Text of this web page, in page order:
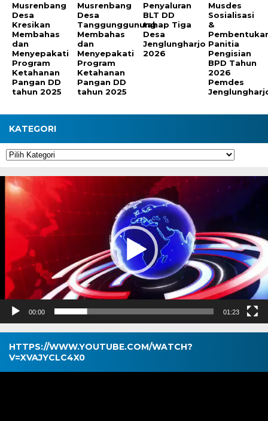
Musrenbang
Desa
Kresikan
Membahas
dan
Menyepakati
Program
Ketahanan
Pangan DD
tahun 2025
Musrenbang
Desa
Tanggunggunung
Membahas
dan
Menyepakati
Program
Ketahanan
Pangan DD
tahun 2025
Penyaluran
BLT DD
tahap Tiga
Desa
Jenglungharjo
2026
Musdes
Sosialisasi
&
Panitia
Pengisian
BPD Tahun
2026
Pemdes
KATEGORI
Kategori
Pemutar
Video
00:00 01:23
HTTPS://WWW.YOUTUBE.COM/WATCH?
V=XVAJYCLC4X0
Pemutar